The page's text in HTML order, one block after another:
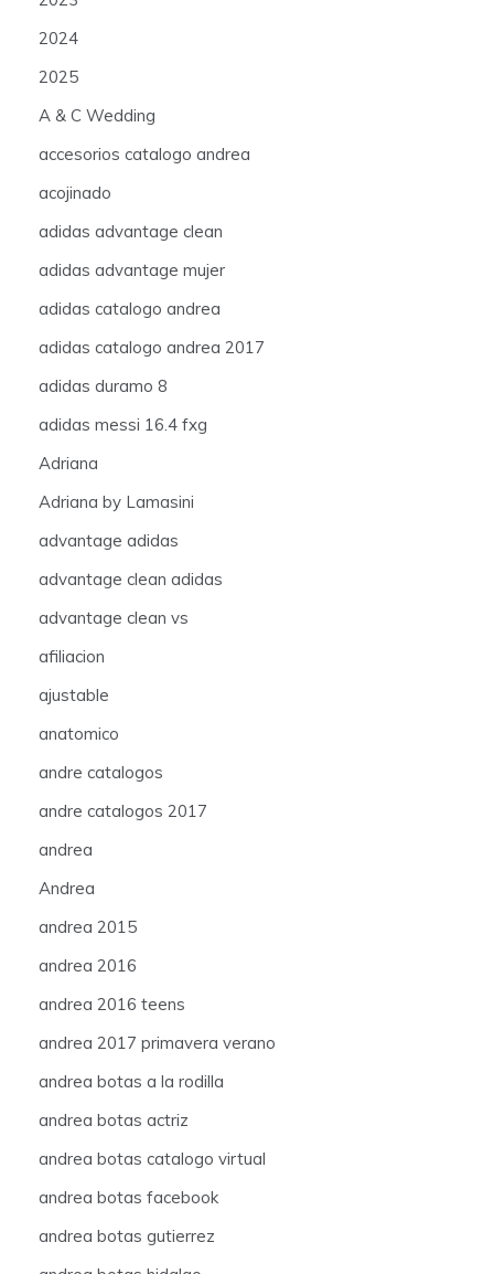
2024
2025
A & C Wedding
accesorios catalogo andrea
acojinado
adidas advantage clean
adidas advantage mujer
adidas catalogo andrea
adidas catalogo andrea 2017
adidas duramo 8
adidas messi 16.4 fxg
Adriana
Adriana by Lamasini
advantage adidas
advantage clean adidas
advantage clean vs
afiliacion
ajustable
anatomico
andre catalogos
andre catalogos 2017
andrea
Andrea
andrea 2015
andrea 2016
andrea 2016 teens
andrea 2017 primavera verano
andrea botas a la rodilla
andrea botas actriz
andrea botas catalogo virtual
andrea botas facebook
andrea botas gutierrez